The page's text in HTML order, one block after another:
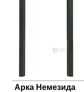
Арка Немезида